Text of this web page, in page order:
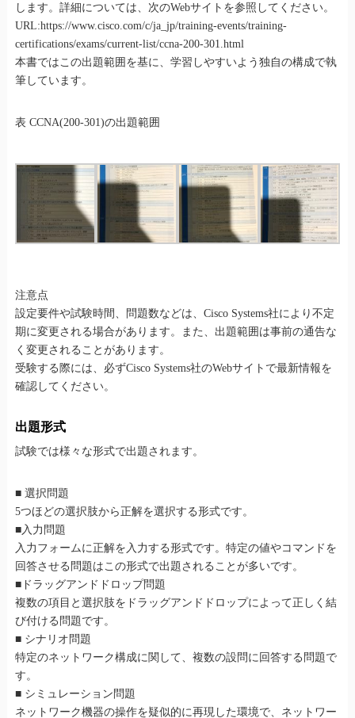
します。詳細については、次のWebサイトを参照してください。
URL:https://www.cisco.com/c/ja_jp/training-events/training-
certifications/exams/current-list/ccna-200-301.html
本書ではこの出題範囲を基に、学習しやすいよう独自の構成で執
筆しています。
表 CCNA(200-301)の出題範囲
注意点
設定要件や試験時間、問題数などは、Cisco Systems社により不定
期に変更される場合があります。また、出題範囲は事前の通告な
く変更されることがあります。
受験する際には、必ずCisco Systems社のWebサイトで最新情報を
確認してください。
出題形式
試験では様々な形式で出題されます。
■ 選択問題
5つほどの選択肢から正解を選択する形式です。
■入力問題
入力フォームに正解を入力する形式です。特定の値やコマンドを
回答させる問題はこの形式で出題されることが多いです。
■ドラッグアンドドロップ問題
複数の項目と選択肢をドラッグアンドドロップによって正しく結
び付ける問題です。
■ シナリオ問題
特定のネットワーク構成に関して、複数の設問に回答する問題で
す。
■ シミュレーション問題
ネットワーク機器の操作を疑似的に再現した環境で、ネットワー